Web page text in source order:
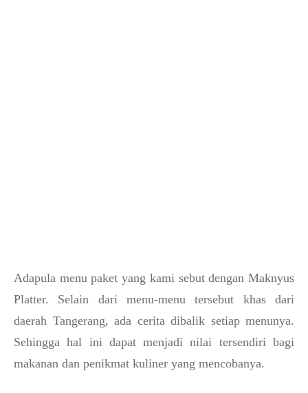
Adapula menu paket yang kami sebut dengan Maknyus
Platter. Selain dari menu-menu tersebut khas dari
daerah Tangerang, ada cerita dibalik setiap menunya.
Sehingga hal ini dapat menjadi nilai tersendiri bagi
makanan dan penikmat kuliner yang mencobanya.